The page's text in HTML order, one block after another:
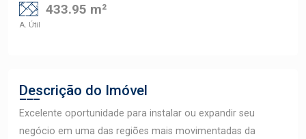
433.95 m²
A. Útil
Descrição do Imóvel
Excelente oportunidade para instalar ou expandir seu
negócio em uma das regiões mais movimentadas da